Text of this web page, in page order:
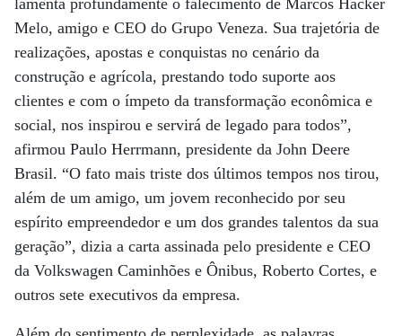
lamenta profundamente o falecimento de Marcos Hacker
Melo, amigo e CEO do Grupo Veneza. Sua trajetória de
realizações, apostas e conquistas no cenário da
construção e agrícola, prestando todo suporte aos
clientes e com o ímpeto da transformação econômica e
social, nos inspirou e servirá de legado para todos”,
afirmou Paulo Herrmann, presidente da John Deere
Brasil. “O fato mais triste dos últimos tempos nos tirou,
além de um amigo, um jovem reconhecido por seu
espírito empreendedor e um dos grandes talentos da sua
geração”, dizia a carta assinada pelo presidente e CEO
da Volkswagen Caminhões e Ônibus, Roberto Cortes, e
outros sete executivos da empresa.